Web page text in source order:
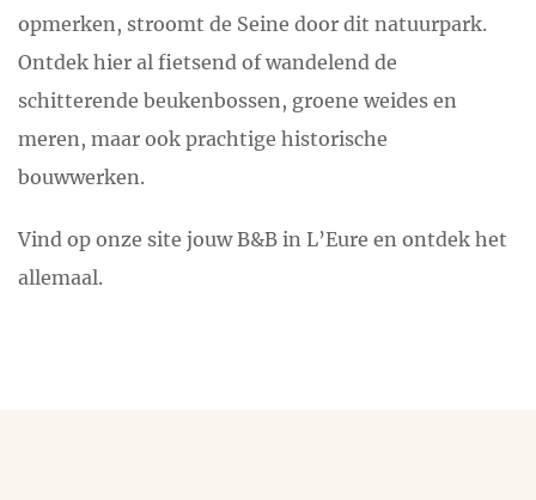
opmerken, stroomt de Seine door dit natuurpark.
Ontdek hier al fietsend of wandelend de
schitterende beukenbossen, groene weides en
meren, maar ook prachtige historische
bouwwerken.
Vind op onze site jouw B&B in L’Eure en ontdek het
allemaal.